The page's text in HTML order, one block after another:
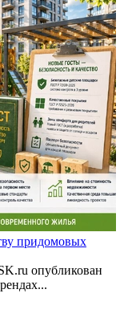
придомовых
опубликован